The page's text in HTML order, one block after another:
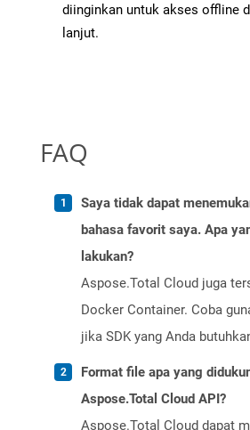
diinginkan untuk akses offline
lanjut.
FAQ
Saya tidak dapat
bahasa favorit saya. Apa
lakukan?
Aspose.Total Cloud juga
Docker Container. Coba
jika SDK yang Anda
Format file apa yang
Aspose.Total Cloud API?
Aspose.Total Cloud dapat